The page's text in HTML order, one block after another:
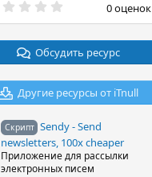
0
0
з
в
з
д
0 оценок
Обсудить ресурс
Другие ресурсы от iTnull
Скрипт Sendy - Send
newsletters, 100x cheaper
Приложение для рассылки
электронных писем